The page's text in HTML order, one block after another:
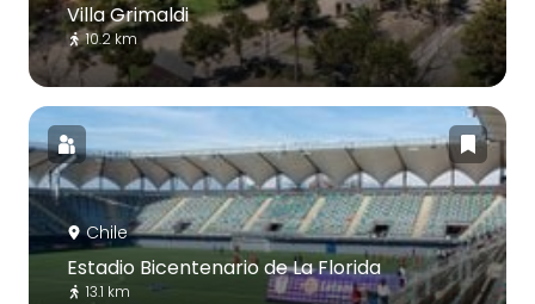
Villa Grimaldi
10.2 km
Chile
Estadio Bicentenario de La Florida
13.1 km